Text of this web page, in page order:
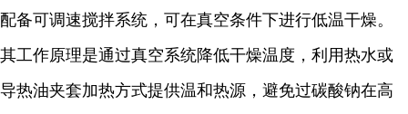
配备可调速搅拌系统，可在真空条件下进行低温干燥。
其工作原理是通过真空系统降低干燥温度，利用热水或
导热油夹套加热方式提供温和热源，避免过碳酸钠在高